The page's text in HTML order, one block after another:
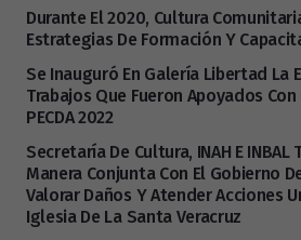
Durante El 2020, Cultura
Estrategias De Formación Y
Se Inauguró En Galería Libertad La
Trabajos Que Fueron Apoyados
PECDA 2022
Secretaría De Cultura, INAH E INBAL
Manera Conjunta Con El Gobierno
Valorar Daños Y Atender Acciones
Iglesia De La Santa Veracruz